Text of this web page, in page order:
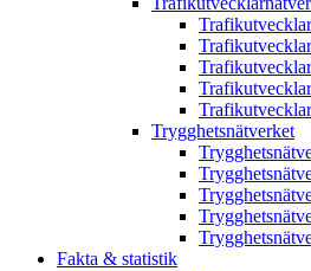
Trygghets­nätverket
Fakta & statistik